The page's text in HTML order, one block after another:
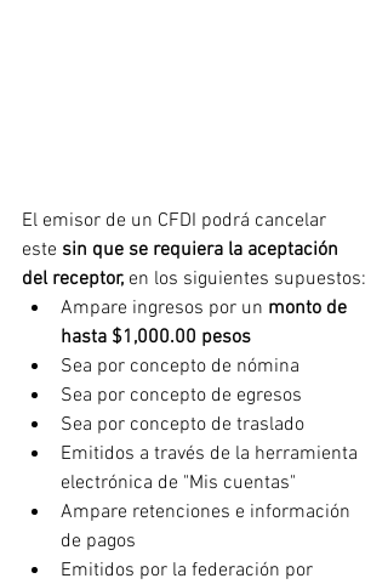
El emisor de un CFDI podrá cancelar
este sin que se requiera la aceptación
del receptor, en los siguientes supuestos:
Ampare ingresos por un monto de
hasta $1,000.00 pesos
Sea por concepto de nómina
Sea por concepto de egresos
Sea por concepto de traslado
Emitidos a través de la herramienta
electrónica de "Mis cuentas"
Ampare retenciones e información
de pagos
Emitidos por la federación por